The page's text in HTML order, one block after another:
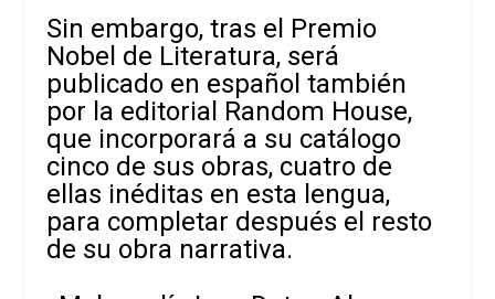
Sin embargo, tras el Premio
Nobel de Literatura, será
publicado en español también
por la editorial Random House,
que incorporará a su catálogo
cinco de sus obras, cuatro de
ellas inéditas en esta lengua,
para completar después el resto
de su obra narrativa.